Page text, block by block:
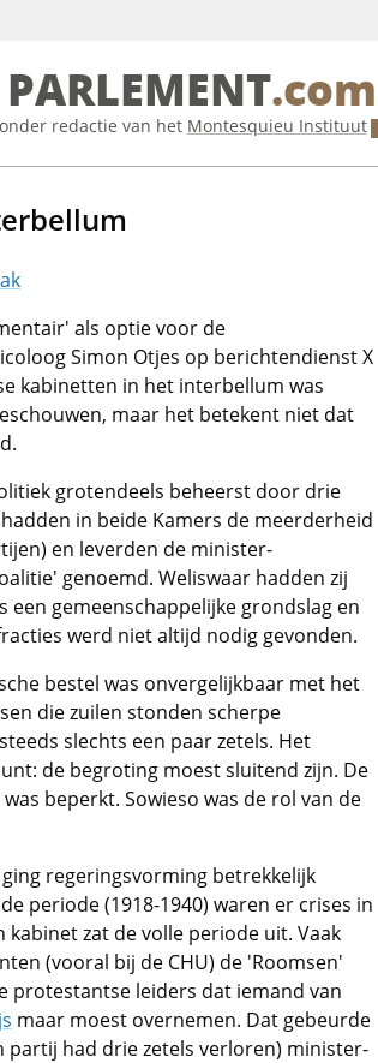
PARLEMENT.com
onder redactie van het Montesquieu Instituut
als optie voor de
Simon Otjes op berichtendienst X
kabinetten in het interbellum was
maar het betekent niet dat
grotendeels beheerst door drie
hadden in beide Kamers de meerderheid
en leverden de minister-
genoemd. Weliswaar hadden zij
een gemeenschappelijke grondslag en
werd niet altijd nodig gevonden.
bestel was onvergelijkbaar met het
die zuilen stonden scherpe
slechts een paar zetels. Het
de begroting moest sluitend zijn. De
beperkt. Sowieso was de rol van de
regeringsvorming betrekkelijk
periode (1918-1940) waren er crises in
kabinet zat de volle periode uit. Vaak
(vooral bij de CHU) de 'Roomsen'
protestantse leiders dat iemand van
maar moest overnemen. Dat gebeurde
partij had drie zetels verloren) minister-